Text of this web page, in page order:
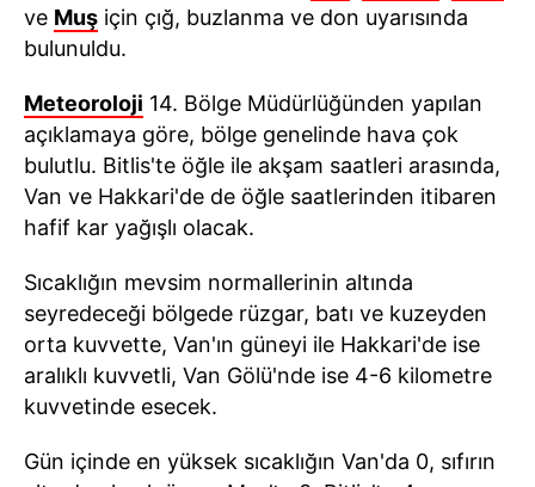
ve Muş için çığ, buzlanma ve don uyarısında
bulunuldu.
Meteoroloji 14. Bölge Müdürlüğünden yapılan
açıklamaya göre, bölge genelinde hava çok
bulutlu. Bitlis'te öğle ile akşam saatleri arasında,
Van ve Hakkari'de de öğle saatlerinden itibaren
hafif kar yağışlı olacak.
Sıcaklığın mevsim normallerinin altında
seyredeceği bölgede rüzgar, batı ve kuzeyden
orta kuvvette, Van'ın güneyi ile Hakkari'de ise
aralıklı kuvvetli, Van Gölü'nde ise 4-6 kilometre
kuvvetinde esecek.
Gün içinde en yüksek sıcaklığın Van'da 0, sıfırın